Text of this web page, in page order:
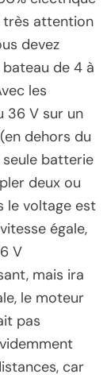
très attention
devez
bateau de 4 à
les
36 V sur un
dehors du
seule batterie
deux ou
le voltage est
égale,
V
mais ira
le moteur
pas
car